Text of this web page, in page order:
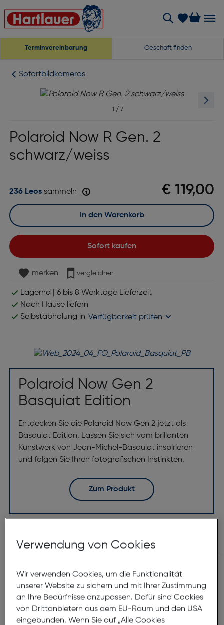
Terminvereinbarung Geschäft finden
Sofortbildkameras
1 / 7
Polaroid Now R Gen. 2
schwarz/weiss
€ 119,00
236 Leossammeln
Sofort kaufen
In den Warenkorb
merken vergleichen
Lagernd | 6 bis 8 Werktage Lieferzeit
Nach Hause liefern
Selbstabholung in Verfügbarkeit prüfen
Polaroid Now Gen 2
Basquiat Edition
Entdecken Sie die Polaroid Now Gen 2 jetzt als
Basquiat Edition. Lassen Sie sich vom brillanten
Kunstwerk von Jean-Michel-Basquiat inspirieren
und folgen Sie Ihren fotografischen Instinkten.
Zum Produkt
Zubehör
Verwendung von Cookies
Wir verwenden Cookies, um die Funktionalität
unserer Website zu sichern und mit Ihrer Zustimmung
an Ihre Bedürfnisse anzupassen. Dafür sind Cookies
von Drittanbietern aus dem EU-Raum und den USA
eingebunden. Wenn Sie auf „Alle Cookies